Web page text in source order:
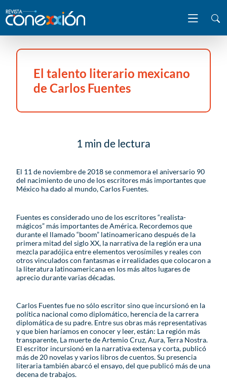
El talento literario mexicano
de Carlos Fuentes
1 min de lectura
El 11 de noviembre de 2018 se conmemora el aniversario 90
del nacimiento de uno de los escritores más importantes que
México ha dado al mundo, Carlos Fuentes.
Fuentes es considerado uno de los escritores “realista-
mágicos” más importantes de América. Recordemos que
durante el llamado “boom” latinoamericano después de la
primera mitad del siglo XX, la narrativa de la región era una
mezcla paradójica entre elementos verosímiles y reales con
otros vinculados con fantasmas e irrealidades que colocaron a
la literatura latinoamericana en los más altos lugares de
aprecio durante varias décadas.
Carlos Fuentes fue no sólo escritor sino que incursionó en la
política nacional como diplomático, herencia de la carrera
diplomática de su padre. Entre sus obras más representativas
y que bien haríamos en conocer y leer, están: La región más
transparente, La muerte de Artemio Cruz, Aura, Terra Nostra.
El escritor incursionó en la narrativa extensa y corta, publicó
más de 20 novelas y varios libros de cuentos. Su presencia
literaria también abarcó el ensayo, del que publicó más de una
decena de trabajos.